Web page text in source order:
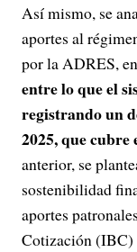
Así mismo, se
aportes al
por la ADRES,
entre lo que el
registrando un
2025, que
anterior, se
sostenibilidad
aportes
Cotización (IBC)